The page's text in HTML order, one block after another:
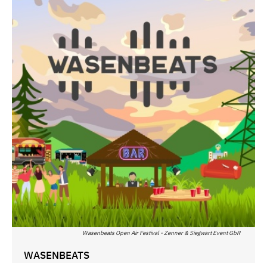
Wasenbeats Open Air Festival - Zenner & Siegwart Event GbR
WASENBEATS